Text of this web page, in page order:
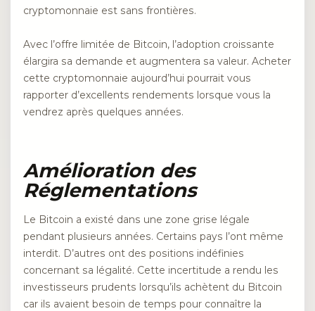
cryptomonnaie est sans frontières.
Avec l’offre limitée de Bitcoin, l’adoption croissante
élargira sa demande et augmentera sa valeur. Acheter
cette cryptomonnaie aujourd’hui pourrait vous
rapporter d’excellents rendements lorsque vous la
vendrez après quelques années.
Amélioration des
Réglementations
Le Bitcoin a existé dans une zone grise légale
pendant plusieurs années. Certains pays l’ont même
interdit. D’autres ont des positions indéfinies
concernant sa légalité. Cette incertitude a rendu les
investisseurs prudents lorsqu’ils achètent du Bitcoin
car ils avaient besoin de temps pour connaître la